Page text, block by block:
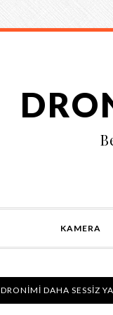
KAMERA
DRONIMI DAHA SESSIZ